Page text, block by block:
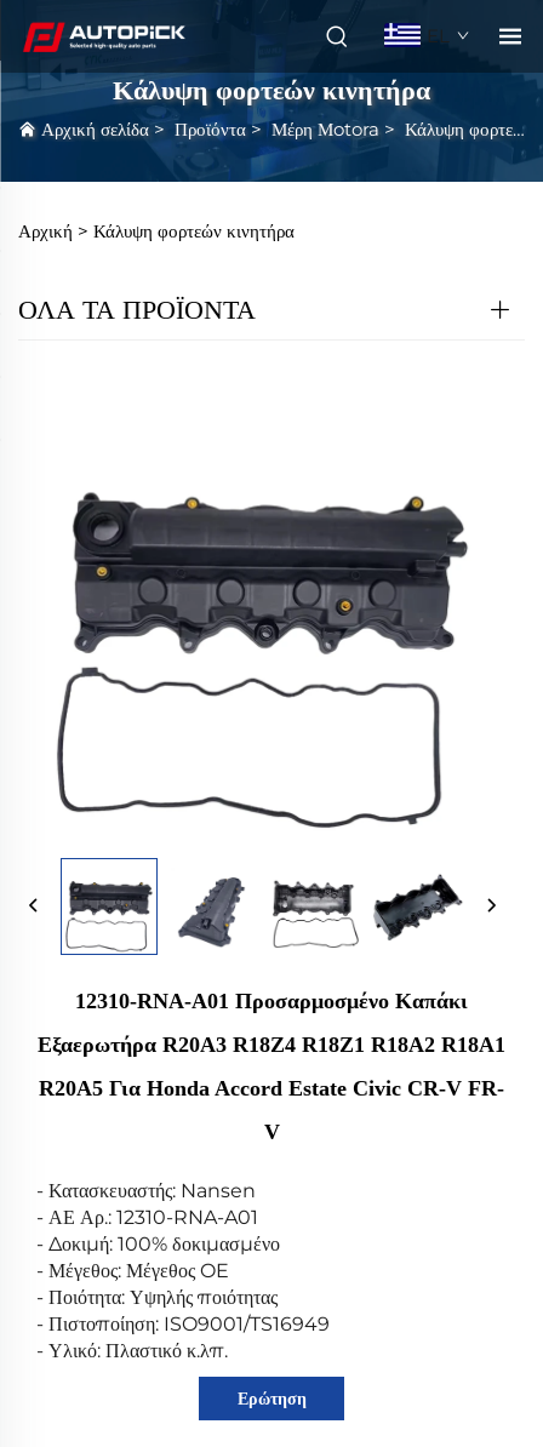
EL
Κάλυψη φορτεών κινητήρα
Αρχική σελίδα > Προϊόντα>Μέρη Μotora> Κάλυψη φορτεών κινητήρα
Αρχική > Κάλυψη φορτεών κινητήρα
ΟΛΑ ΤΑ ΠΡΟΪΟΝΤΑ
12310-RNA-A01 Προσαρμοσμένο Καπάκι
Εξαερωτήρα R20A3 R18Z4 R18Z1 R18A2 R18A1
R20A5 Για Honda Accord Estate Civic CR-V FR-
V
- Κατασκευαστής: Nansen
- ΑΕ Αρ.: 12310-RNA-A01
- Δοκιμή: 100% δοκιμασμένο
- Μέγεθος: Μέγεθος OE
- Ποιότητα: Υψηλής ποιότητας
- Πιστοποίηση: ISO9001/TS16949
- Υλικό: Πλαστικό κ.λπ.
Ερώτηση